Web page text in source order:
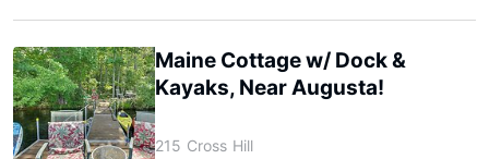
Maine Cottage w/ Dock &
Kayaks, Near Augusta!
215 Cross Hill